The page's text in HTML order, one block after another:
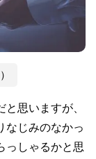
思いますが、
なじみのなかっ
っしゃるかと思